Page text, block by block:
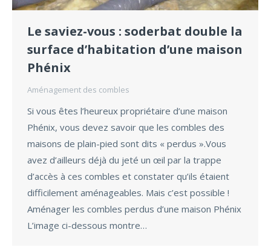
Le saviez-vous : soderbat double la
surface d’habitation d’une maison
Phénix
Aménagement des combles
Si vous êtes l’heureux propriétaire d’une maison
Phénix, vous devez savoir que les combles des
maisons de plain-pied sont dits « perdus ».Vous
avez d’ailleurs déjà du jeté un œil par la trappe
d’accès à ces combles et constater qu’ils étaient
difficilement aménageables. Mais c’est possible !
Aménager les combles perdus d’une maison Phénix
L’image ci-dessous montre…